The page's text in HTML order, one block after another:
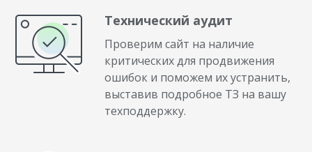
Технический аудит
Проверим сайт на наличие
критических для продвижения
ошибок и поможем их устранить,
выставив подробное ТЗ на вашу
техподдержку.